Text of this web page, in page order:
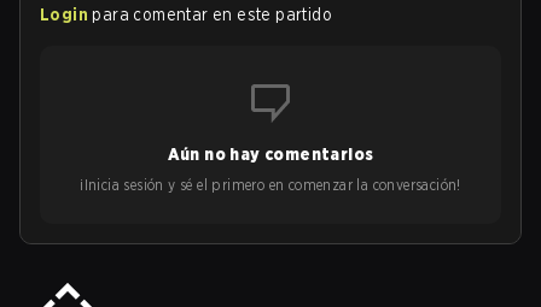
Login para comentar en este partido
Aún no hay comentarios
¡Inicia sesión y sé el primero en comenzar la conversación!